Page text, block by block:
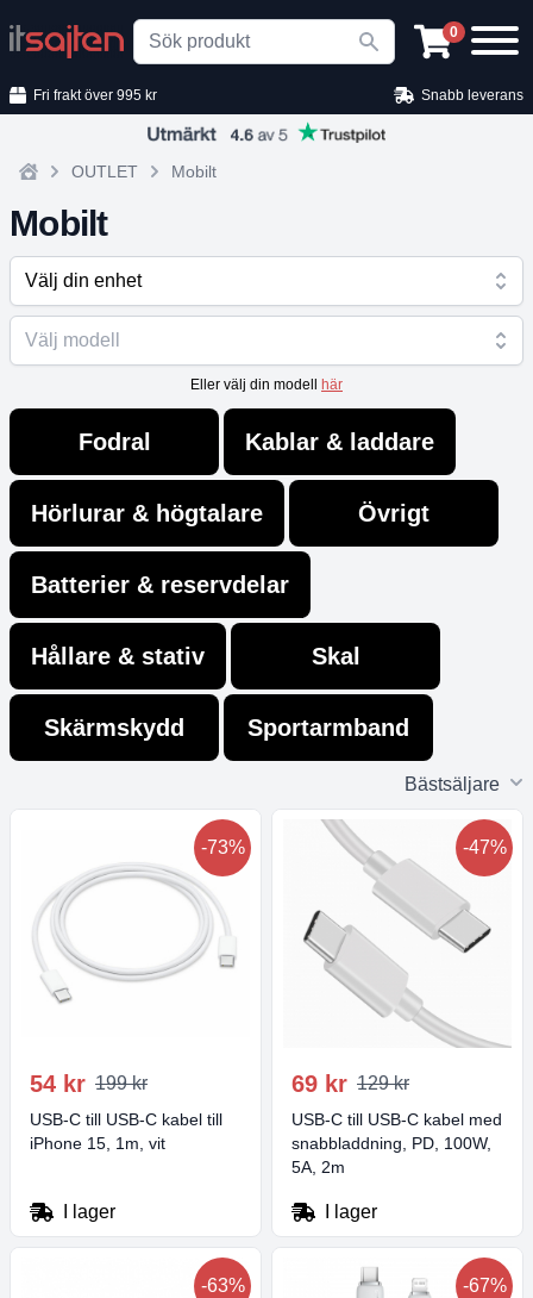
Search 0
Fri frakt över 995 kr Snabb leverans
OUTLET Mobilt
Mobilt
Välj din enhet
Välj modell
Eller välj din modell här
Fodral Kablar & laddare
Hörlurar & högtalare Övrigt
Batterier & reservdelar
Hållare & stativ Skal
Skärmskydd Sportarmband
Bästsäljare
-73%
54 kr 199 kr
USB-C till USB-C kabel till
iPhone 15, 1m, vit
I lager
-47%
69 kr 129 kr
USB-C till USB-C kabel med
snabbladdning, PD, 100W,
5A, 2m
I lager
-63% -67%